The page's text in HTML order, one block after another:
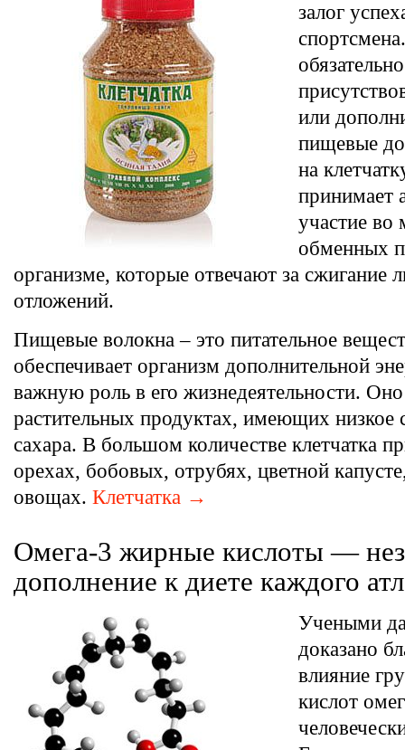
залог
или
пищевые
на
принимает
участие во
обменных
организме, которые отвечают за
отложений.
Пищевые волокна – это питательное
обеспечивает организм дополнительной
важную роль в его жизнедеятельности.
растительных продуктах, имеющих низкое
сахара. В большом количестве клетчатка
орехах, бобовых, отрубях, цветной
овощах. Клетчатка →
Омега-3 жирные кислоты —
дополнение к диете каждого
Учеными
доказано
влияние
кислот